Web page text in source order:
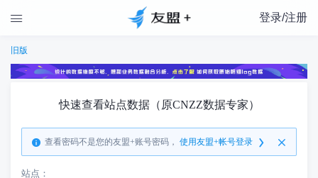
 登录/注册
旧版
快速查看站点数据（原CNZZ数据专家）
查看密码不是您的友盟+账号密码， 使用友盟+帐号登录
站点：